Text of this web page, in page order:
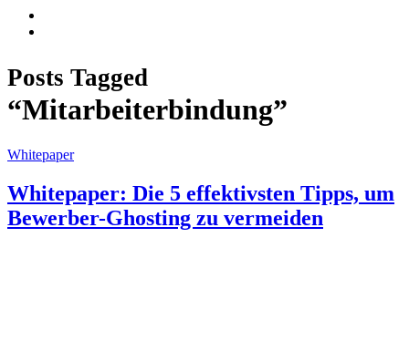
Posts Tagged
“Mitarbeiterbindung”
Whitepaper
Whitepaper: Die 5 effektivsten Tipps, um
Bewerber-Ghosting zu vermeiden